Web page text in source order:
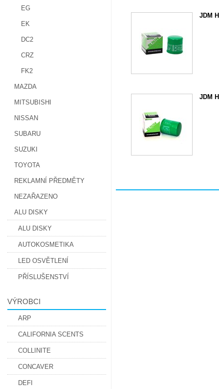
EG
EK
DC2
CRZ
FK2
MAZDA
MITSUBISHI
NISSAN
SUBARU
SUZUKI
TOYOTA
REKLAMNÍ PŘEDMĚTY
NEZAŘAZENO
ALU DISKY
ALU DISKY
AUTOKOSMETIKA
LED OSVĚTLENÍ
PŘÍSLUŠENSTVÍ
VÝROBCI
ARP
CALIFORNIA SCENTS
COLLINITE
CONCAVER
DEFI
JDM
JDM